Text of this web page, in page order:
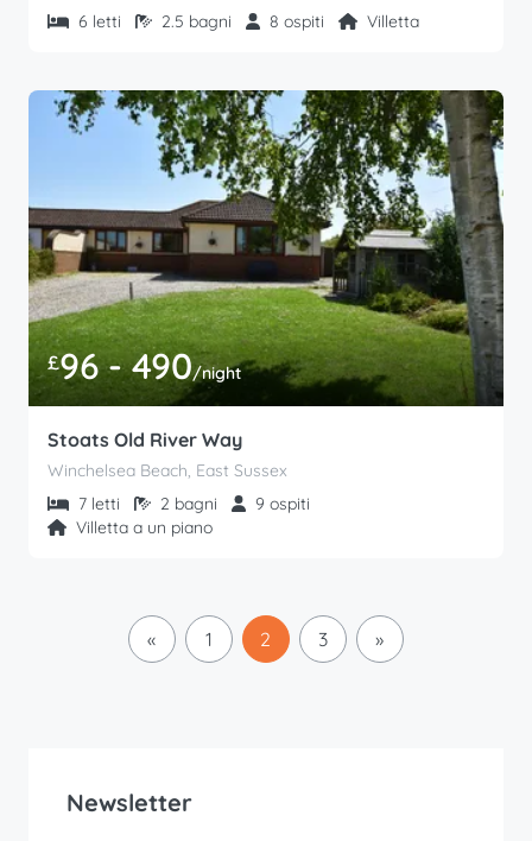
6 letti
2.5 bagni 8 ospiti Villetta
£96 - 490/night
Stoats Old River Way
Winchelsea Beach, East Sussex
7 letti
2 bagni
9 ospiti
Villetta a un piano
« 1 2 3 »
Newsletter